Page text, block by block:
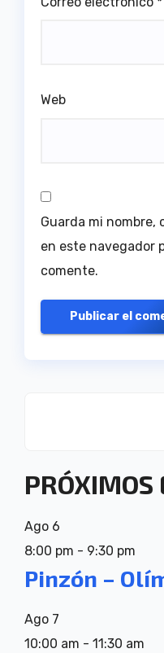
Web
Guarda mi nombre,
en este navegador
comente.
PRÓXIMOS
Ago 6
8:00 pm - 9:30 pm
Pinzón –
Ago 7
10:00 am - 11:30 am